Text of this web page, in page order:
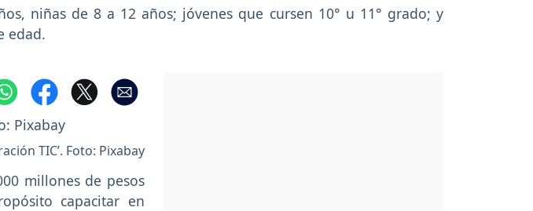
niñas de 8 a 12 años; jóvenes que cursen 10° u 11° grado; y
edad.
TIC’. Foto: Pixabay
millones de pesos
capacitar en